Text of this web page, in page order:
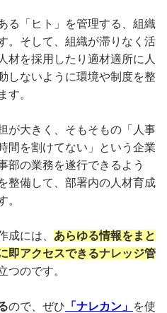
る「ヒト」を管理する、組織
。そして、組織が滞りなく活
材を採用したり適材適所に人
しないように環境や制度を整
す。
が大きく、そもそもの「人事
間を割けてない」という企業
部の業務を遂行できるよう
整備して、部署内の人材育成
。
成には、 あらゆる情報をまと
即アクセスできるナレッジ管
つのです。
ので、ぜひ 「ナレカン」 を使